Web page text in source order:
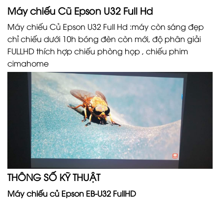
Máy chiếu Cũ Epson U32 Full Hd
Máy chiếu Củ Epson U32 Full Hd :máy còn sáng đẹp
chỉ chiếu dưới 10h bóng đèn còn mới, độ phân giải
FULLHD thích hợp chiếu phòng họp , chiếu phim
cimahome
THÔNG SỐ KỸ THUẬT
Máy chiếu củ Epson EB-U32 FullHD